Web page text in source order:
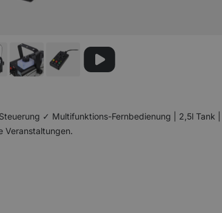
✓ Multifunktions-Fernbedienung | 2,5l Tank |
Veranstaltungen.